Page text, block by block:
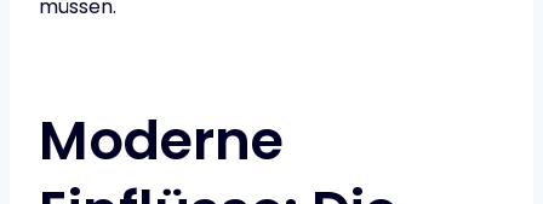
müssen.
Moderne